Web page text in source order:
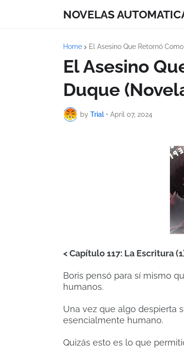
NOVELAS
Home El Asesino Que Retornó
El Asesino
Duque
by Trial • April 07, 2024
< Capítulo 117: La Escritura
Boris pensó para sí mismo
humanos.
Una vez que algo despierta
esencialmente humano.
Quizás esto es lo que